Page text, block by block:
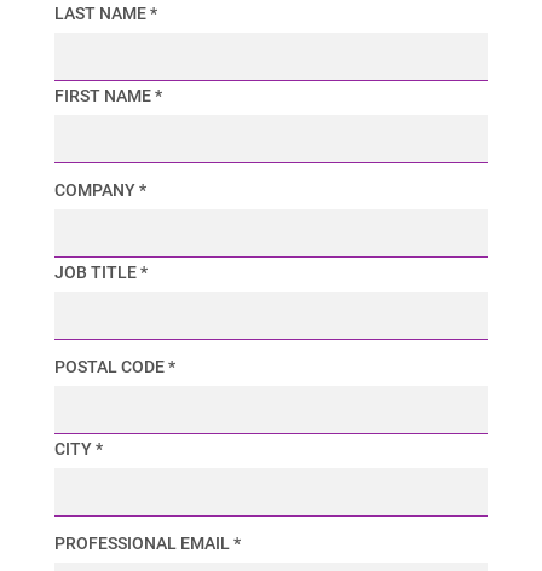
LAST NAME *
FIRST NAME *
COMPANY *
JOB TITLE *
POSTAL CODE *
CITY *
PROFESSIONAL EMAIL *